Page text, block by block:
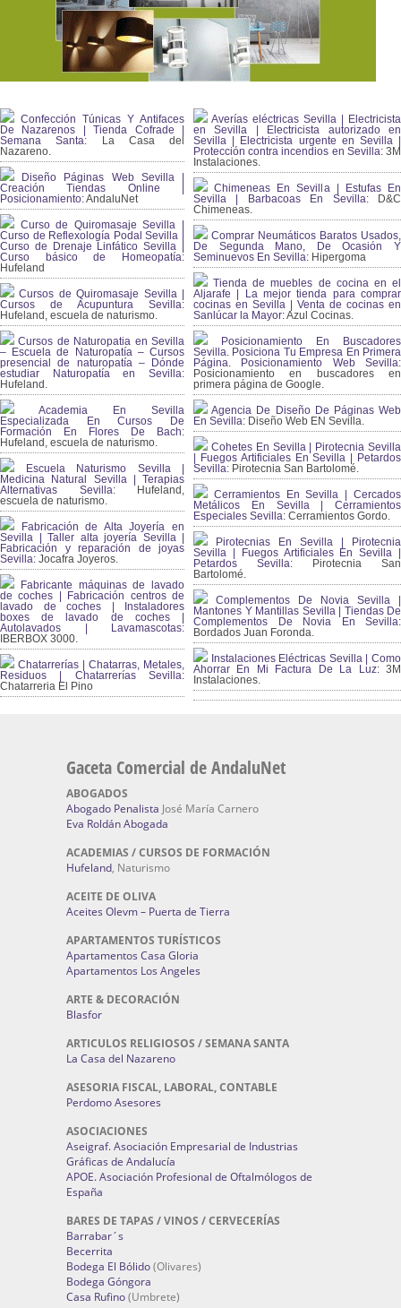
Confección Túnicas Y Antifaces
De Nazarenos | Tienda Cofrade |
Semana Santa: La Casa del
Nazareno.
Diseño Páginas Web Sevilla |
Creación Tiendas Online |
Posicionamiento:AndaluNet
Curso de Quiromasaje Sevilla |
Curso de Reflexología Podal Sevilla |
Curso de Drenaje Linfático Sevilla |
Curso básico de Homeopatía:
Hufeland
Cursos de Quiromasaje Sevilla |
Cursos de Acupuntura Sevilla:
Hufeland, escuela de naturismo.
Cursos de Naturopatia en Sevilla
– Escuela de Naturopatía – Cursos
presencial de naturopatía – Dónde
estudiar Naturopatía en Sevilla:
Hufeland.
Academia En Sevilla
Especializada En Cursos De
Formación En Flores De Bach:
Hufeland, escuela de naturismo.
Escuela Naturismo Sevilla |
Medicina Natural Sevilla | Terapias
Alternativas Sevilla: Hufeland,
escuela de naturismo.
Fabricación de Alta Joyería en
Sevilla | Taller alta joyería Sevilla |
Fabricación y reparación de joyas
Sevilla: Jocafra Joyeros.
Fabricante máquinas de lavado
de coches | Fabricación centros de
lavado de coches | Instaladores
boxes de lavado de coches |
Autolavados | Lavamascotas:
IBERBOX 3000.
Chatarrerías | Chatarras, Metales,
Residuos | Chatarrerías Sevilla:
Chatarreria El Pino
Averías eléctricas Sevilla | Electricista
en Sevilla | Electricista autorizado en
Sevilla | Electricista urgente en Sevilla |
Protección contra incendios en Sevilla:3M
Instalaciones.
Chimeneas En Sevilla | Estufas En
Sevilla | Barbacoas En Sevilla:D&C
Chimeneas.
Comprar Neumáticos Baratos Usados,
De Segunda Mano, De Ocasión Y
Seminuevos En Sevilla: Hipergoma
Tienda de muebles de cocina en el
Aljarafe | La mejor tienda para comprar
cocinas en Sevilla | Venta de cocinas en
Sanlúcar la Mayor:Azul Cocinas.
Posicionamiento En Buscadores
Sevilla. Posiciona Tu Empresa En Primera
Página. Posicionamiento Web Sevilla:
Posicionamiento en buscadores en
primera página de Google.
Agencia De Diseño De Páginas Web
En Sevilla: Diseño Web EN Sevilla.
Cohetes En Sevilla | Pirotecnia Sevilla
| Fuegos Artificiales En Sevilla | Petardos
Sevilla: Pirotecnia San Bartolomé.
Cerramientos En Sevilla | Cercados
Metálicos En Sevilla | Cerramientos
Especiales Sevilla: Cerramientos Gordo.
Pirotecnias En Sevilla | Pirotecnia
Sevilla | Fuegos Artificiales En Sevilla |
Petardos Sevilla: Pirotecnia San
Bartolomé.
Complementos De Novia Sevilla |
Mantones Y Mantillas Sevilla | Tiendas De
Complementos De Novia En Sevilla:
Bordados Juan Foronda.
Instalaciones Eléctricas Sevilla | Como
Ahorrar En Mi Factura De La Luz:3M
Instalaciones.
Gaceta Comercial de AndaluNet
ABOGADOS
Abogado Penalista José María Carnero
Eva Roldán Abogada
ACADEMIAS / CURSOS DE FORMACIÓN
Hufeland, Naturismo
ACEITE DE OLIVA
Aceites Olevm – Puerta de Tierra
APARTAMENTOS TURÍSTICOS
Apartamentos Casa Gloria
Apartamentos Los Angeles
ARTE & DECORACIÓN
Blasfor
ARTICULOS RELIGIOSOS / SEMANA SANTA
La Casa del Nazareno
ASESORIA FISCAL, LABORAL, CONTABLE
Perdomo Asesores
ASOCIACIONES
Aseigraf. Asociación Empresarial de Industrias
Gráficas de Andalucía
APOE. Asociación Profesional de Oftalmólogos de
España
BARES DE TAPAS / VINOS / CERVECERÍAS
Barrabar´s
Becerrita
Bodega El Bólido(Olivares)
Bodega Góngora
Casa Rufino(Umbrete)